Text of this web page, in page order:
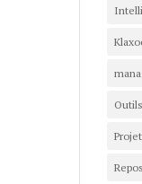
Outils
Repos